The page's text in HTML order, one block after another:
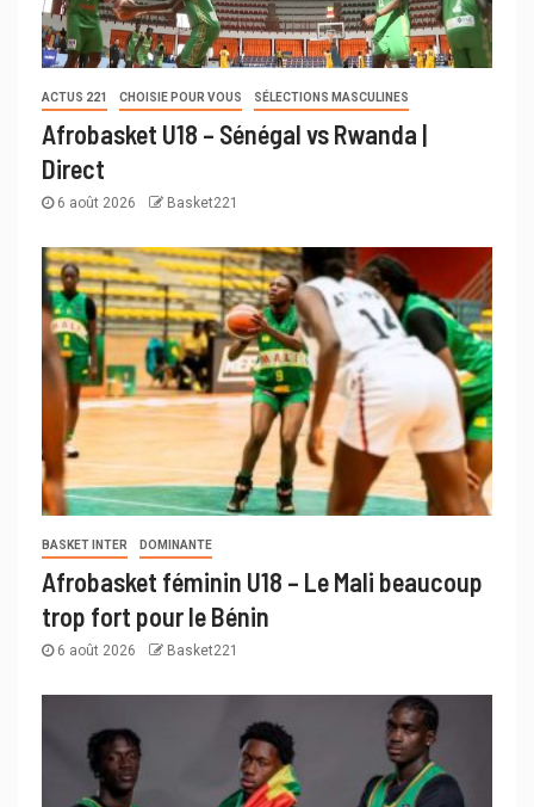
ACTUS 221 CHOISIE POUR VOUS SÉLECTIONS MASCULINES
Afrobasket U18 – Sénégal vs Rwanda |
Direct
6 août 2026 Basket221
BASKET INTER DOMINANTE
Afrobasket féminin U18 – Le Mali beaucoup
trop fort pour le Bénin
6 août 2026 Basket221